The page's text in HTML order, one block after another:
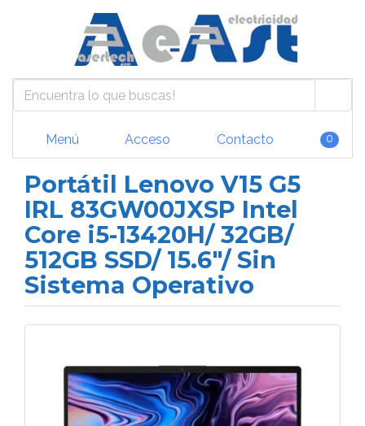
Menú Acceso Contacto 0
Portátil Lenovo V15 G5
IRL 83GW00JXSP Intel
Core i5-13420H/ 32GB/
512GB SSD/ 15.6"/ Sin
Sistema Operativo